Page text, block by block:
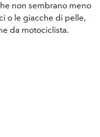
non sembrano meno
o le giacche di pelle,
da motociclista.